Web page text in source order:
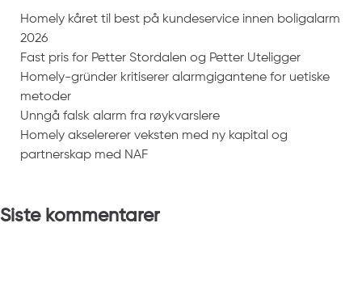
Homely kåret til best på kundeservice innen boligalarm
2026
Fast pris for Petter Stordalen og Petter Uteligger
Homely-gründer kritiserer alarmgigantene for uetiske
metoder
Unngå falsk alarm fra røykvarslere
Homely akselererer veksten med ny kapital og
partnerskap med NAF
Siste kommentarer